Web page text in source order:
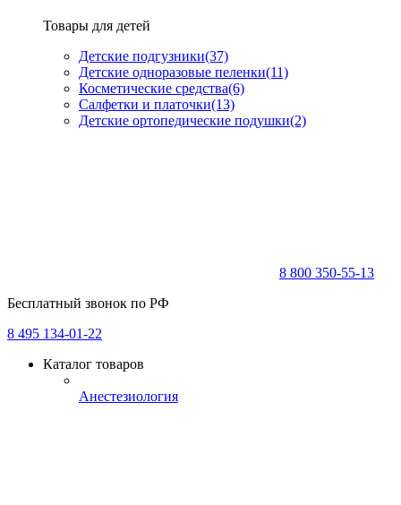
Товары для детей
Детские подгузники(37)
Детские одноразовые пеленки(11)
Косметические средства(6)
Салфетки и платочки(13)
Детские ортопедические подушки(2)
8 800 350-55-13
Бесплатный звонок по РФ
8 495 134-01-22
Каталог товаров
Анестезиология